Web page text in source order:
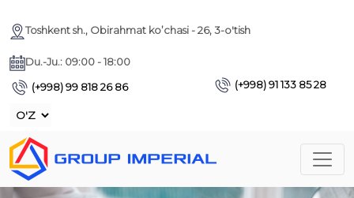
Toshkent sh., Obirahmat ko’chasi - 26, 3-o'tish
Du.-Ju.: 09:00 - 18:00
(+998) 99 818 26 86
(+998) 91 133 85 28